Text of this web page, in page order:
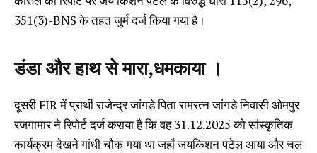
351(3)-BNS के तहत जुर्म दर्ज किया गया है।
डंडा और हाथ से मारा,धमकाया ।
दूसरी FIR में प्रार्थी राजेन्द्र जांगडे पिता रामरत्न जांगडे निवासी ओमपुर
रजगामार ने रिपोर्ट दर्ज कराया है कि वह 31.12.2025 को सांस्कृतिक
कार्यक्रम देखने गांधी चौक गया था जहाँ जयकिशन पटेल आया और चल